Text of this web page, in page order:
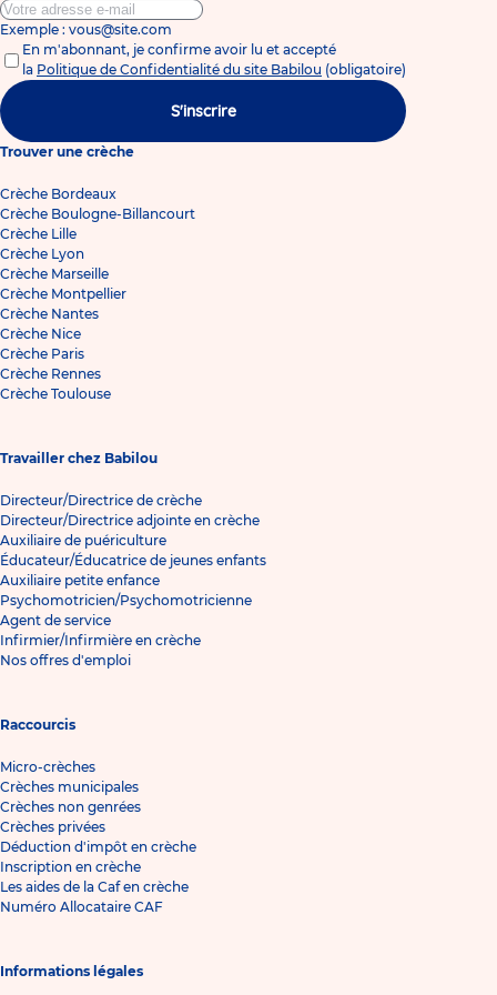
Exemple : vous@site.com
En m'abonnant, je confirme avoir lu et accepté
la Politique de Confidentialité du site Babilou (obligatoire)
S'inscrire
Trouver une crèche
Crèche Bordeaux
Crèche Boulogne-Billancourt
Crèche Lille
Crèche Lyon
Crèche Marseille
Crèche Montpellier
Crèche Nantes
Crèche Nice
Crèche Paris
Crèche Rennes
Crèche Toulouse
Travailler chez Babilou
Directeur/Directrice de crèche
Directeur/Directrice adjointe en crèche
Auxiliaire de puériculture
Éducateur/Éducatrice de jeunes enfants
Auxiliaire petite enfance
Psychomotricien/Psychomotricienne
Agent de service
Infirmier/Infirmière en crèche
Nos offres d'emploi
Raccourcis
Micro-crèches
Crèches municipales
Crèches non genrées
Crèches privées
Déduction d'impôt en crèche
Inscription en crèche
Les aides de la Caf en crèche
Numéro Allocataire CAF
Informations légales